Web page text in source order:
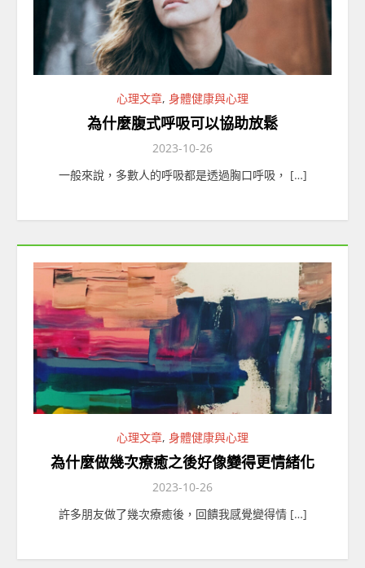
心理文章, 身體健康與心理
為什麼腹式呼吸可以協助放鬆
2023-10-26
一般來說，多數人的呼吸都是透過胸口呼吸， […]
心理文章, 身體健康與心理
為什麼做幾次療癒之後好像變得更情緒化
2023-10-26
許多朋友做了幾次療癒後，回饋我感覺變得情 […]